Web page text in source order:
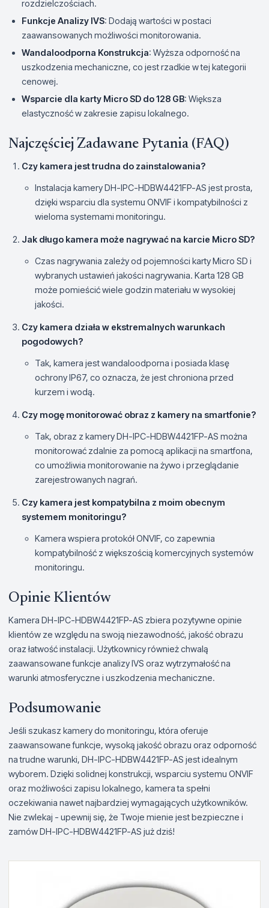
rozdzielczościach.
Funkcje Analizy IVS: Dodają wartości w postaci
zaawansowanych możliwości monitorowania.
Wandaloodporna Konstrukcja: Wyższa odporność na
uszkodzenia mechaniczne, co jest rzadkie w tej kategorii
cenowej.
Wsparcie dla karty Micro SD do 128 GB: Większa
elastyczność w zakresie zapisu lokalnego.
Najczęściej Zadawane Pytania (FAQ)
Czy kamera jest trudna do zainstalowania?
Instalacja kamery DH-IPC-HDBW4421FP-AS jest prosta,
dzięki wsparciu dla systemu ONVIF i kompatybilności z
wieloma systemami monitoringu.
Jak długo kamera może nagrywać na karcie Micro SD?
Czas nagrywania zależy od pojemności karty Micro SD i
wybranych ustawień jakości nagrywania. Karta 128 GB
może pomieścić wiele godzin materiału w wysokiej
jakości.
Czy kamera działa w ekstremalnych warunkach
pogodowych?
Tak, kamera jest wandaloodporna i posiada klasę
ochrony IP67, co oznacza, że jest chroniona przed
kurzem i wodą.
Czy mogę monitorować obraz z kamery na smartfonie?
Tak, obraz z kamery DH-IPC-HDBW4421FP-AS można
monitorować zdalnie za pomocą aplikacji na smartfona,
co umożliwia monitorowanie na żywo i przeglądanie
zarejestrowanych nagrań.
Czy kamera jest kompatybilna z moim obecnym
systemem monitoringu?
Kamera wspiera protokół ONVIF, co zapewnia
kompatybilność z większością komercyjnych systemów
monitoringu.
Opinie Klientów
Kamera DH-IPC-HDBW4421FP-AS zbiera pozytywne opinie
klientów ze względu na swoją niezawodność, jakość obrazu
oraz łatwość instalacji. Użytkownicy również chwalą
zaawansowane funkcje analizy IVS oraz wytrzymałość na
warunki atmosferyczne i uszkodzenia mechaniczne.
Podsumowanie
Jeśli szukasz kamery do monitoringu, która oferuje
zaawansowane funkcje, wysoką jakość obrazu oraz odporność
na trudne warunki, DH-IPC-HDBW4421FP-AS jest idealnym
wyborem. Dzięki solidnej konstrukcji, wsparciu systemu ONVIF
oraz możliwości zapisu lokalnego, kamera ta spełni
oczekiwania nawet najbardziej wymagających użytkowników.
Nie zwlekaj - upewnij się, że Twoje mienie jest bezpieczne i
zamów DH-IPC-HDBW4421FP-AS już dziś!